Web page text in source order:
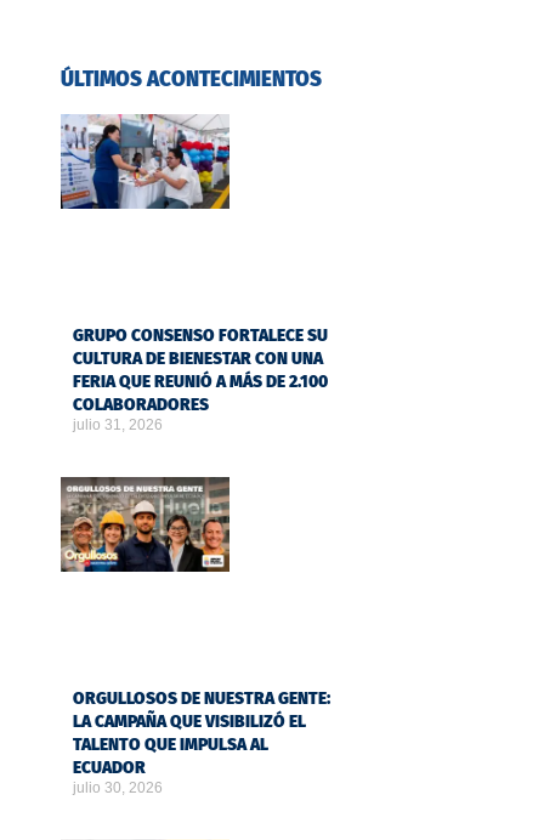
ÚLTIMOS ACONTECIMIENTOS
GRUPO CONSENSO FORTALECE SU
CULTURA DE BIENESTAR CON UNA
FERIA QUE REUNIÓ A MÁS DE 2.100
COLABORADORES
julio 31, 2026
ORGULLOSOS DE NUESTRA GENTE:
LA CAMPAÑA QUE VISIBILIZÓ EL
TALENTO QUE IMPULSA AL
ECUADOR
julio 30, 2026